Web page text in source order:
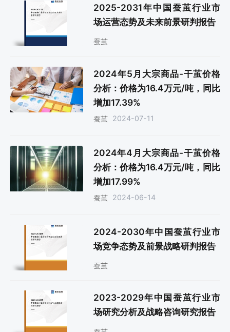
2025-2031年中国蚕茧行业市
场运营态势及未来前景研判报告
蚕茧
2024年5月大宗商品-干茧价格
分析：价格为16.4万元/吨，同比
增加17.39%
蚕茧 2024-07-11
2024年4月大宗商品-干茧价格
分析：价格为16.4万元/吨，同比
增加17.99%
蚕茧 2024-06-14
2024-2030年中国蚕茧行业市
场竞争态势及前景战略研判报告
蚕茧
2023-2029年中国蚕茧行业市
场研究分析及战略咨询研究报告